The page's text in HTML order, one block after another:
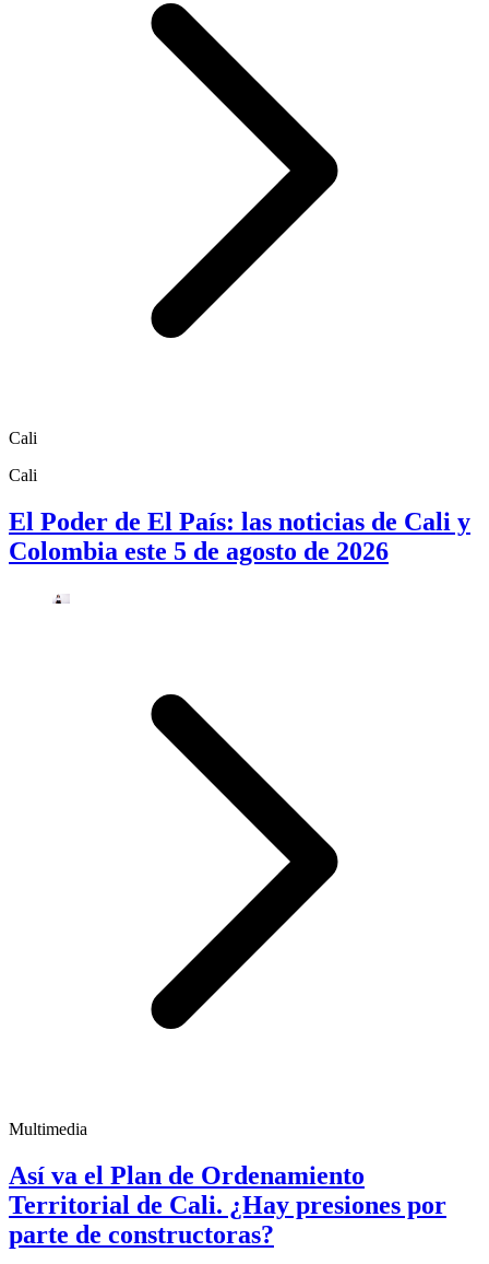
Cali
Cali
El Poder de El País: las noticias de Cali y
Colombia este 5 de agosto de 2026
Multimedia
Así va el Plan de Ordenamiento
Territorial de Cali. ¿Hay presiones por
parte de constructoras?